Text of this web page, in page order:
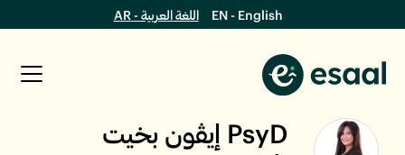
EN - English اللغة العربية - AR
PsyD إيڤون بخيت